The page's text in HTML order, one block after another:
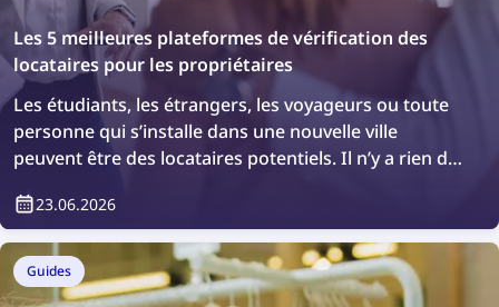
Les 5 meilleures plateformes de vérification des
locataires pour les propriétaires
Les étudiants, les étrangers, les voyageurs ou toute
personne qui s’installe dans une nouvelle ville
peuvent être des locataires potentiels. Il n’y a rien de
supplémentaire ou simplement confirmer qui vivra
dans votre bien immobilier. Comment faire ?
Facilement, grâce aux plateformes de vérification
des locataires.
23.06.2026
Guides